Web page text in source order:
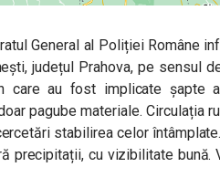
General al Poliției Române
județul Prahova, pe sensul
care au fost implicate șapte
pagube materiale. Circulația
stabilirea celor
precipitații, cu vizibilitate bună.